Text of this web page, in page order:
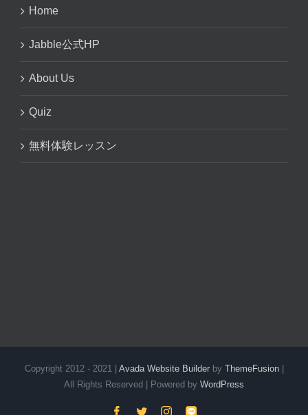
Home
Jabble公式HP
About Us
Quiz
無料体験レッスン
Copyright 2012 - 2021 | Avada Website Builderby ThemeFusion|
All Rights Reserved | Powered by WordPress
Facebook
TwitterInstagram
LINE